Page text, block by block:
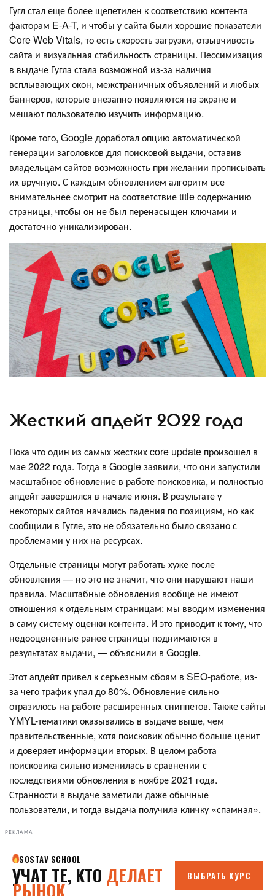
Гугл стал еще более щепетилен к соответствию контента
факторам E-A-T, и чтобы у сайта были хорошие показатели
Core Web Vitals, то есть скорость загрузки, отзывчивость
сайта и визуальная стабильность страницы. Пессимизация
в выдаче Гугла стала возможной из-за наличия
всплывающих окон, межстраничных объявлений и любых
баннеров, которые внезапно появляются на экране и
мешают пользователю изучить информацию.
Кроме того, Google доработал опцию автоматической
генерации заголовков для поисковой выдачи, оставив
владельцам сайтов возможность при желании прописывать
их вручную. С каждым обновлением алгоритм все
внимательнее смотрит на соответствие title содержанию
страницы, чтобы он не был перенасыщен ключами и
достаточно уникализирован.
Жесткий апдейт 2022 года
Пока что один из самых жестких core update произошел в
мае 2022 года. Тогда в Google заявили, что они запустили
масштабное обновление в работе поисковика, и полностью
апдейт завершился в начале июня. В результате у
некоторых сайтов начались падения по позициям, но как
сообщили в Гугле, это не обязательно было связано с
проблемами у них на ресурсах.
Отдельные страницы могут работать хуже после
обновления — но это не значит, что они нарушают наши
правила. Масштабные обновления вообще не имеют
отношения к отдельным страницам: мы вводим изменения
в саму систему оценки контента. И это приводит к тому, что
недооцененные ранее страницы поднимаются в
результатах выдачи, — объяснили в Google.
Этот апдейт привел к серьезным сбоям в SEO-работе, из-
за чего трафик упал до 80%. Обновление сильно
отразилось на работе расширенных сниппетов. Также сайты
YMYL-тематики оказывались в выдаче выше, чем
правительственные, хотя поисковик обычно больше ценит
и доверяет информации вторых. В целом работа
поисковика сильно изменилась в сравнении с
последствиями обновления в ноябре 2021 года.
Странности в выдаче заметили даже обычные
пользователи, и тогда выдача получила кличку «спамная».
РЕКЛАМА